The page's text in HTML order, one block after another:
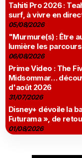
Tahiti Pro 2026 :
surf, à vivre en
05/08/2026
"Murmure(s) : Être
lumière les
06/08/2026
Prime Video : The
Midsommar…
d'août 2026
31/07/2026
Disney+ dévoile la
Futurama », de
01/08/2026